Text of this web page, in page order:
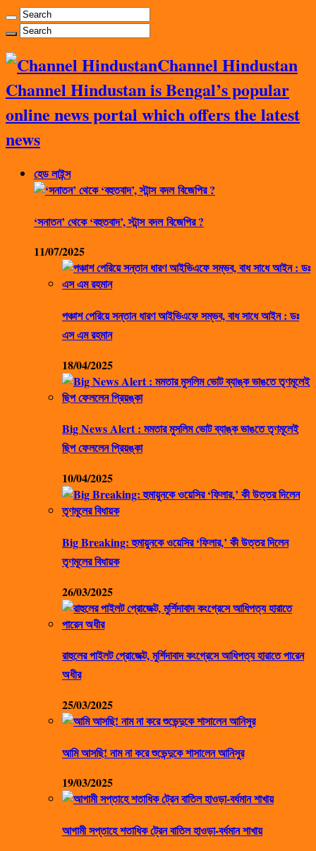
Channel Hindustan
Channel Hindustan is Bengal’s popular
online news portal which offers the latest
news
হেড লাইন্স
‘সনাতন’ থেকে ‘বহুতবাদ’, স্টান্স বদল বিজেপির ?
11/07/2025
পঞ্চাশ পেরিয়ে সন্তান ধারণ আইভিএফে সম্ভব, বাধ সাধে আইন : ডঃ
এস এম রহমান
18/04/2025
Big News Alert : মমতার মুসলিম ভোট ব্যাঙ্ক ভাঙতে তৃণমূলেই
ছিপ ফেললেন প্রিয়ঙ্কা
10/04/2025
Big Breaking: হুমায়ুনকে ওয়েসির ‘ফিলার,’ কী উত্তর দিলেন
তৃণমূলের বিধায়ক
26/03/2025
রাহুলের পাইলট প্রোজেক্ট, মুর্শিদাবাদ কংগ্রেসে আধিপত্য হারাতে পারেন
অধীর
25/03/2025
আমি আসছি! নাম না করে শুভেন্দুকে শাসালেন আনিসুর
19/03/2025
আগামী সপ্তাহে শতাধিক ট্রেন বাতিল হাওড়া-বর্ধমান শাখায়